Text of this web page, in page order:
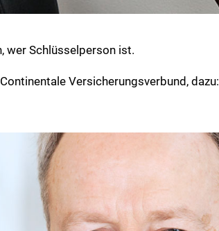
wer Schlüsselperson ist.
Versicherungsverbund, dazu: